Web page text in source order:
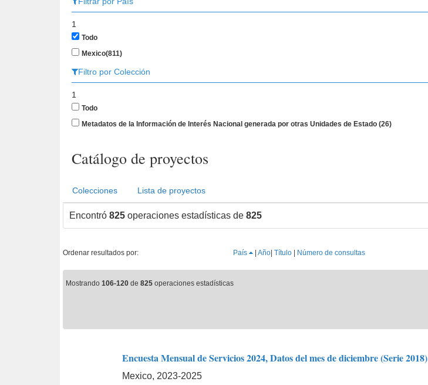
1
Todo
Mexico(811)
Filtro por Colección
1
Todo
Metadatos de la Información de Interés Nacional generada por otras Unidades de Estado (26)
Catálogo de proyectos
Colecciones Lista de proyectos
Encontró 825 operaciones estadísticas de 825
Ordenar resultados por: País Año Título Número de consultas
Mostrando 106-120 de 825 operaciones estadísticas
Encuesta Mensual de Servicios 2024, Datos del mes de diciembre (Serie 2018)
Mexico, 2023-2025